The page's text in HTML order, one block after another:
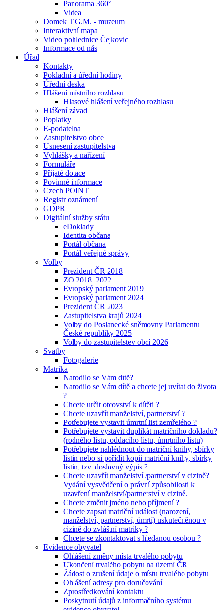
Panorama 360°
Videa
Domek T.G.M. - muzeum
Interaktivní mapa
Video pohlednice Čejkovic
Informace od nás
Úřad
Kontakty
Pokladní a úřední hodiny
Úřední deska
Hlášení místního rozhlasu
Hlasové hlášení veřejného rozhlasu
Hlášení závad
Poplatky
E-podatelna
Zastupitelstvo obce
Usnesení zastupitelstva
Vyhlášky a nařízení
Formuláře
Přijaté dotace
Povinné informace
Czech POINT
Registr oznámení
GDPR
Digitální služby státu
eDoklady
Identita občana
Portál občana
Portál veřejné správy
Volby
Prezident ČR 2018
ZO 2018–2022
Evropský parlament 2019
Evropský parlament 2024
Prezident ČR 2023
Zastupitelstva krajů 2024
Volby do Poslanecké sněmovny Parlamentu
České republiky 2025
Volby do zastupitelstev obcí 2026
Svatby
Fotogalerie
Matrika
Narodilo se Vám dítě?
Narodilo se Vám dítě a chcete jej uvítat do života
?
Chcete určit otcovství k dítěti ?
Chcete uzavřít manželství, partnerství ?
Potřebujete vystavit úmrtní list zemřelého ?
Potřebujete vystavit duplikát matričního dokladu?
(rodného listu, oddacího listu, úmrtního listu)
Potřebujete nahlédnout do matriční knihy, sbírky
listin nebo si pořídit kopii matriční knihy, sbírky
listin, tzv. doslovný výpis ?
Chcete uzavřít manželství /partnerství v cizině?
Vydání vysvědčení o právní způsobilosti k
uzavření manželství/partnerství v cizině.
Chcete změnit jméno nebo příjmení ?
Chcete zapsat matriční událost (narození,
manželství, partnerství, úmrtí) uskutečněnou v
cizině do zvláštní matriky ?
Chcete se zkontaktovat s hledanou osobou ?
Evidence obyvatel
Ohlášení změny místa trvalého pobytu
Ukončení trvalého pobytu na území ČR
Žádost o zrušení údaje o místu trvalého pobytu
Ohlášení adresy pro doručování
Zprostředkování kontaktu
Poskytnutí údajů z informačního systému